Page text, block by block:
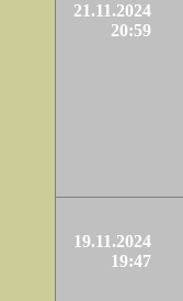
21.11.2024
20:59
19.11.2024
19:47